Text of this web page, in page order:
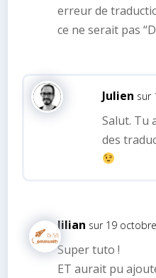
erreur de
ce ne serait pas
Julien sur
Salut. Tu
des
lilian sur 19
Super tuto !
ET aurait pu